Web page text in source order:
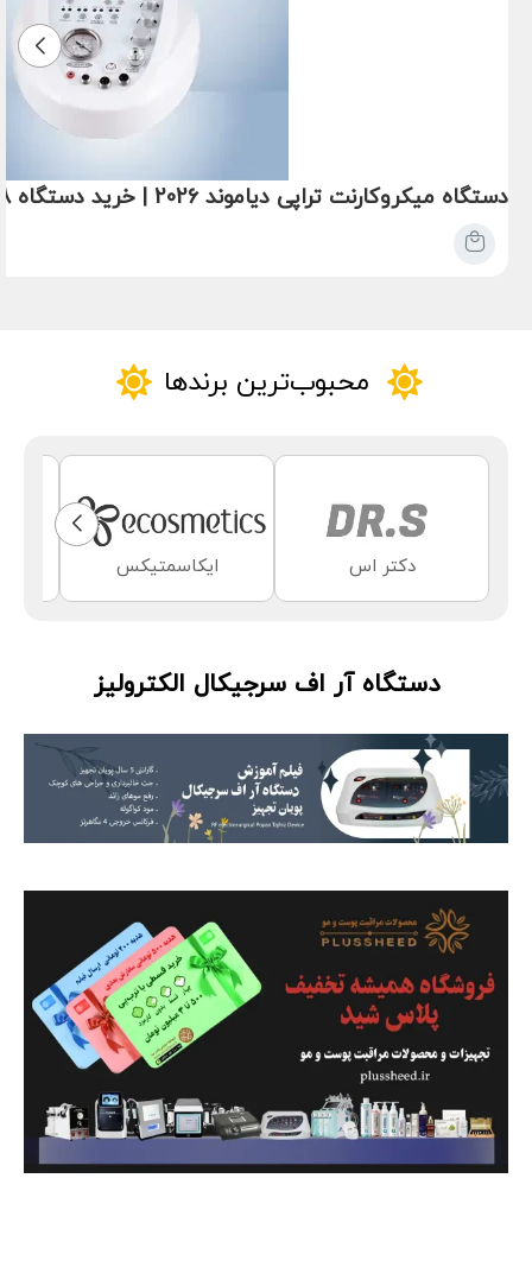
دستگاه میکروکارنت تراپی دیاموند 2026 | خرید دستگاه 8 کاره جوانسازی، لیفت و فیشیال
محبوب‌ترین برندها
دکتر اس ایکاسمتیکس
دستگاه آر اف سرجیکال الکترولیز